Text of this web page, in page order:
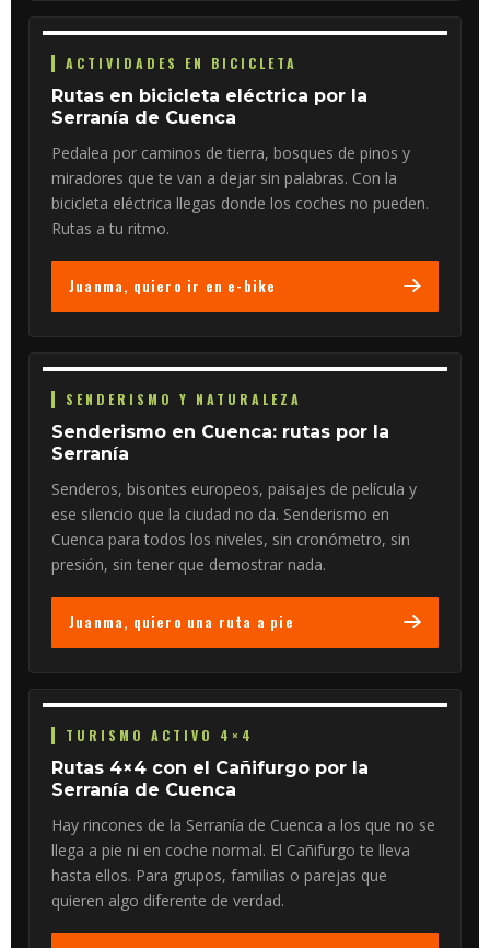
ACTIVIDADES EN BICICLETA
Rutas en bicicleta eléctrica por la
Serranía de Cuenca
Pedalea por caminos de tierra, bosques de pinos y
miradores que te van a dejar sin palabras. Con la
bicicleta eléctrica llegas donde los coches no pueden.
Rutas a tu ritmo.
Juanma, quiero ir en e-bike
SENDERISMO Y NATURALEZA
Senderismo en Cuenca: rutas por la
Serranía
Senderos, bisontes europeos, paisajes de película y
ese silencio que la ciudad no da. Senderismo en
Cuenca para todos los niveles, sin cronómetro, sin
presión, sin tener que demostrar nada.
Juanma, quiero una ruta a pie
TURISMO ACTIVO 4×4
Rutas 4×4 con el Cañifurgo por la
Serranía de Cuenca
Hay rincones de la Serranía de Cuenca a los que no se
llega a pie ni en coche normal. El Cañifurgo te lleva
hasta ellos. Para grupos, familias o parejas que
quieren algo diferente de verdad.